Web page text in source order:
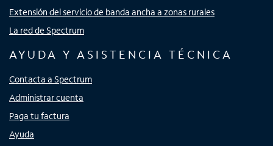
Extensión del servicio de banda ancha a zonas rurales
La red de Spectrum
AYUDA Y ASISTENCIA TÉCNICA
Contacta a Spectrum
Administrar cuenta
Paga tu factura
Ayuda